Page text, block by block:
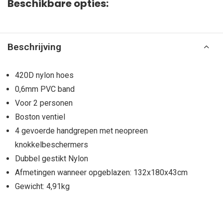
Beschikbare opties:
Beschrijving
420D nylon hoes
0,6mm PVC band
Voor 2 personen
Boston ventiel
4 gevoerde handgrepen met neopreen
knokkelbeschermers
Dubbel gestikt Nylon
Afmetingen wanneer opgeblazen: 132x180x43cm
Gewicht: 4,91kg